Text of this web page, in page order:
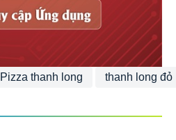
Pizza thanh long thanh long đỏ